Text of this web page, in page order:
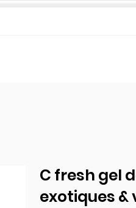
C fresh gel
exotiques &